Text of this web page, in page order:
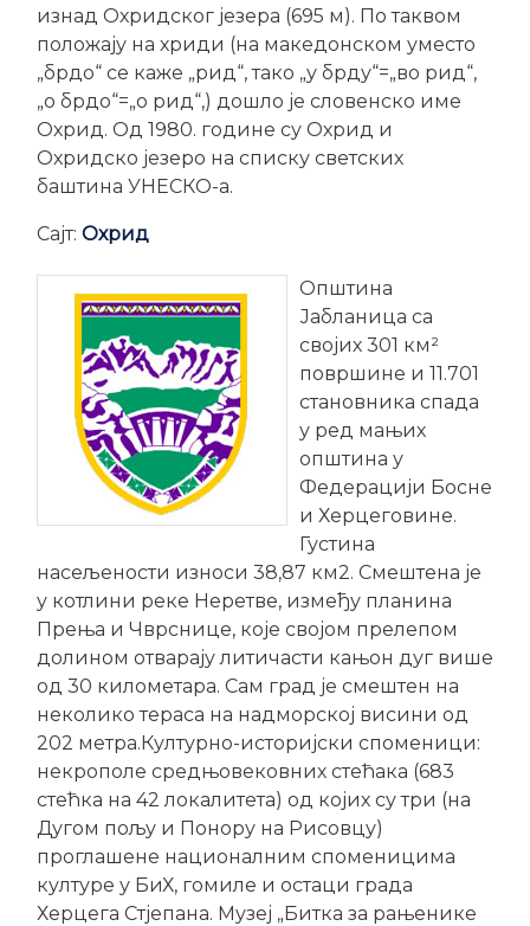
изнад Охридског језера (695 м). По таквом
положају на хриди (на македонском уместо
„брдо“ се каже „рид“, тако „у брду“=„во рид“,
„о брдо“=„о рид“,) дошло је словенско име
Охрид. Од 1980. године су Охрид и
Охридско језеро на списку светских
баштина УНЕСКО-а.
Сајт: Охрид
Општина
Јабланица са
својих 301 км²
површине и 11.701
становника спада
у ред мањих
општина у
Федерацији Босне
и Херцеговине.
Густина
насељености износи 38,87 км2. Смештена је
у котлини реке Неретве, између планина
Прења и Чврснице, које својом прелепом
долином отварају литичасти кањон дуг више
од 30 километара. Сам град је смештен на
неколико тераса на надморској висини од
202 метра.Културно-историјски споменици:
некрополе средњовековних стећака (683
стећка на 42 локалитета) од којих су три (на
Дугом пољу и Понору на Рисовцу)
проглашене националним споменицима
културе у БиХ, гомиле и остаци града
Херцега Стјепана. Музеј „Битка за рањенике